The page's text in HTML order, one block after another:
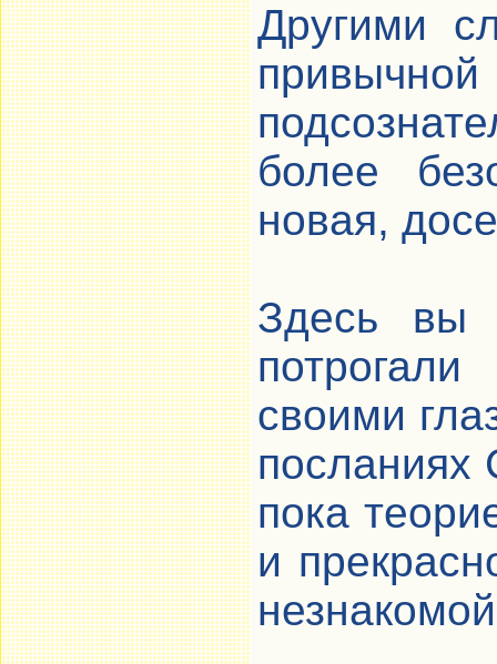
Другими
более
новая,
Здесь вы
своими
посланиях
пока
и